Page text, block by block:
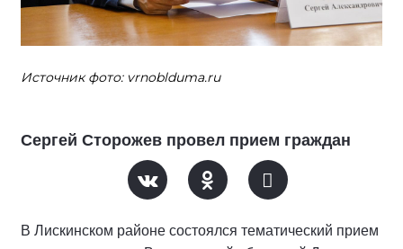
Источник фото: vrnoblduma.ru
Сергей Сторожев провел прием граждан
В Лискинском районе состоялся тематический прием